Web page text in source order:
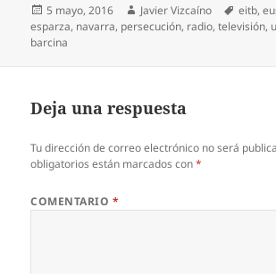
Publicado
el
5 mayo, 2016 Autor
Javier Vizcaíno eitb,
esparza, navarra, persecución, radio,televisión,
barcina
Deja una respuesta
Tu dirección de correo electrónico no será
obligatorios están marcados con*
COMENTARIO *